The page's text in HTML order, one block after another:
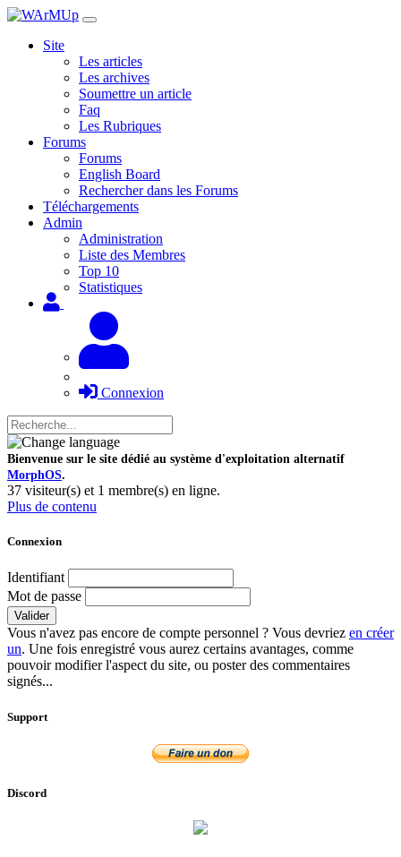
Site
Les articles
Les archives
Soumettre un article
Faq
Les Rubriques
Forums
Forums
English Board
Rechercher dans les Forums
Téléchargements
Admin
Administration
Liste des Membres
Top 10
Statistiques
Connexion
Bienvenue sur le site dédié au système d'exploitation alternatif
MorphOS.
37 visiteur(s) et 1 membre(s) en ligne.
Plus de contenu
Connexion
Identifiant
Mot de passe
Valider
Vous n'avez pas encore de compte personnel ? Vous devriez en créer
un. Une fois enregistré vous aurez certains avantages, comme
pouvoir modifier l'aspect du site, ou poster des commentaires
signés...
Support
Discord